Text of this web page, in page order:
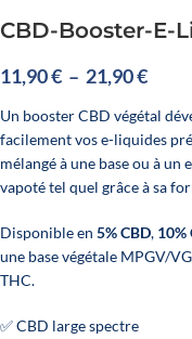
CBD-Booster-E-
11,90€ – 21,90€
Un booster CBD végétal
facilement vos e-liquides
mélangé à une base ou à
vapoté tel quel grâce à sa
Disponible en 5% CBD, 10%
une base végétale MPGV/
THC.
✅ CBD large spectre